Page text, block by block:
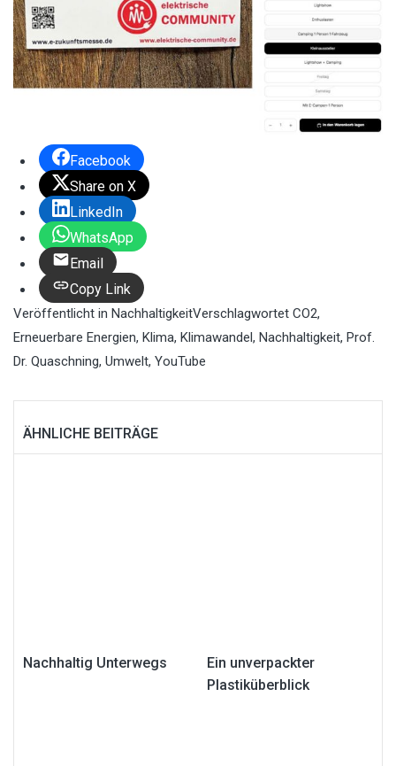
Facebook
Share on X
LinkedIn
WhatsApp
Email
Copy Link
Veröffentlicht in NachhaltigkeitVerschlagwortet CO2,
Erneuerbare Energien, Klima, Klimawandel, Nachhaltigkeit, Prof.
Dr. Quaschning, Umwelt, YouTube
ÄHNLICHE BEITRÄGE
Nachhaltig Unterwegs
Ein unverpackter
Plastiküberblick